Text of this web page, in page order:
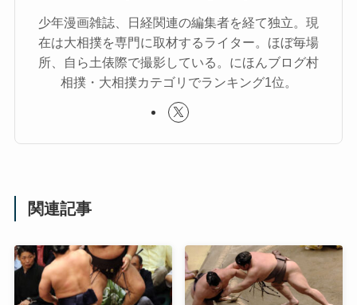
少年漫画雑誌、日経関連の編集者を経て独立。現
在は大相撲を専門に取材するライター。ほぼ毎場
所、自ら土俵際で撮影している。にほんブログ村
相撲・大相撲カテゴリでランキング1位。
関連記事